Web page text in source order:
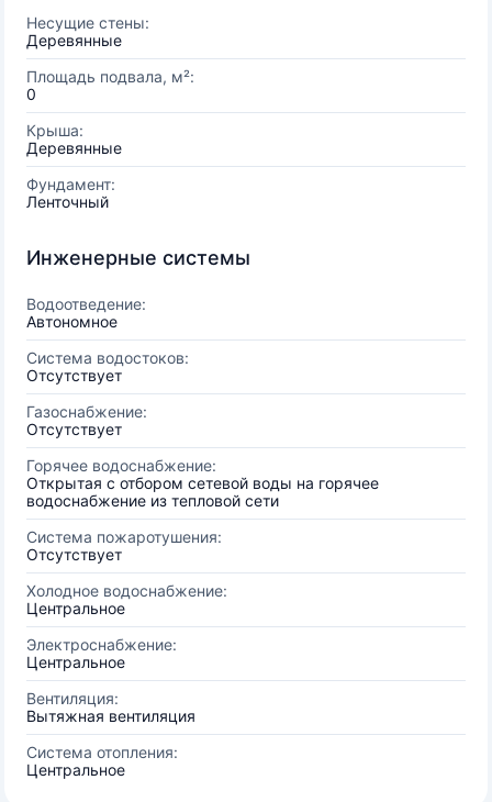
Несущие стены:
Деревянные
Площадь подвала, м²:
0
Крыша:
Деревянные
Фундамент:
Ленточный
Инженерные системы
Водоотведение:
Автономное
Система водостоков:
Отсутствует
Газоснабжение:
Отсутствует
Горячее водоснабжение:
Открытая с отбором сетевой воды на горячее
водоснабжение из тепловой сети
Система пожаротушения:
Отсутствует
Холодное водоснабжение:
Центральное
Электроснабжение:
Центральное
Вентиляция:
Вытяжная вентиляция
Система отопления:
Центральное